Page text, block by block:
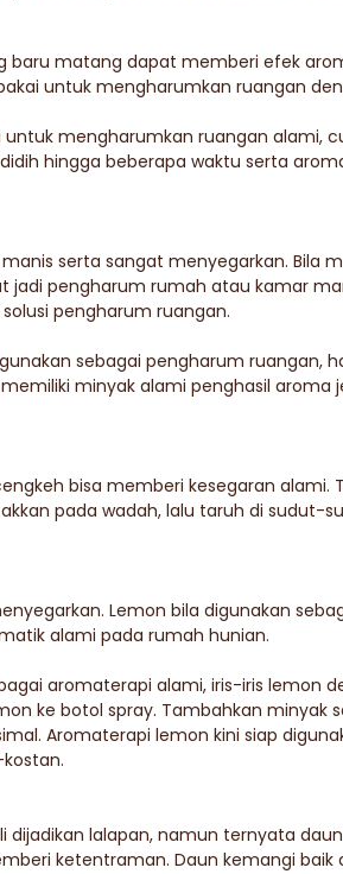
baru matang dapat memberi efek
untuk mengharumkan ruangan
untuk mengharumkan ruangan alami,
hingga beberapa waktu serta
serta sangat menyegarkan. Bila
jadi pengharum rumah atau kamar
pengharum ruangan.
sebagai pengharum ruangan,
minyak alami penghasil
bisa memberi kesegaran alami.
pada wadah, lalu taruh di sudut-
Lemon bila digunakan
alami pada rumah hunian.
aromaterapi alami, iris-iris lemon
ke botol spray. Tambahkan minyak
Aromaterapi lemon kini siap
dijadikan lalapan, namun ternyata
ketentraman. Daun kemangi